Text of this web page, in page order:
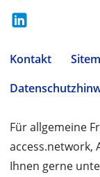
Kontakt
Für allgemeine
access.network,
Ihnen gerne